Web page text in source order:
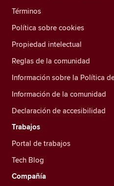
Términos
Política sobre cookies
Propiedad intelectual
Reglas de la comunidad
Información sobre la Política
Información de la comunidad
Declaración de accesibilidad
Trabajos
Portal de trabajos
Tech Blog
Compañía